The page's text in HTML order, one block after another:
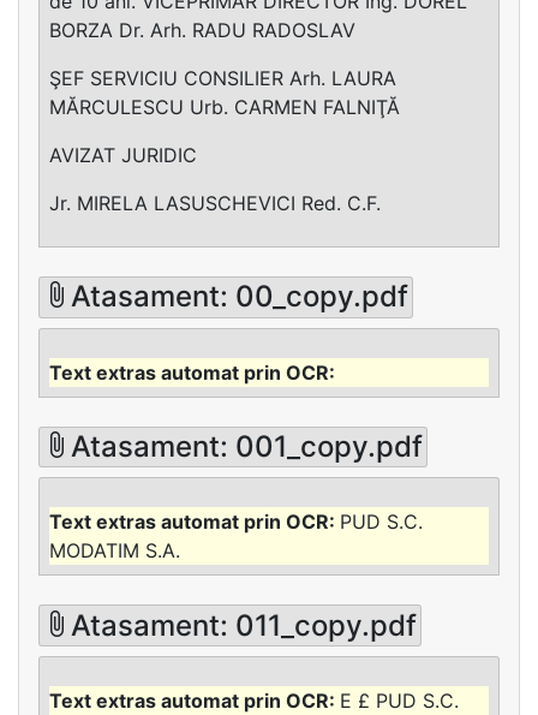
BORZA Dr. Arh. RADU RADOSLAV
ŞEF SERVICIU CONSILIER Arh. LAURA
MĂRCULESCU Urb. CARMEN FALNIŢĂ
AVIZAT JURIDIC
Jr. MIRELA LASUSCHEVICI Red. C.F.
Atasament: 00_copy.pdf
Atasament: 001_copy.pdf
PUD S.C.
MODATIM S.A.
Atasament: 011_copy.pdf
E £ PUD S.C.